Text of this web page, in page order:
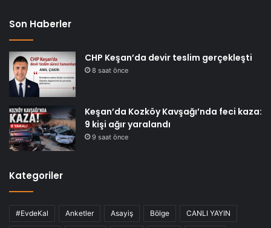
Son Haberler
CHP Keşan’da devir teslim gerçekleşti
8 saat önce
Keşan’da Kozköy Kavşağı’nda feci kaza:
9 kişi ağır yaralandı
9 saat önce
Kategoriler
#EvdeKal Anketler Asayiş Bölge CANLI YAYIN